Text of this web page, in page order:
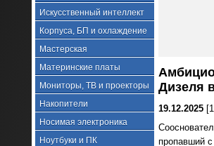
Искусственный интеллект
Корпуса, БП и охлаждение
Мастерская
Материнские платы
Мониторы, ТВ и проекторы
Накопители
Носимая электроника
Ноутбуки и ПК
Дизеля
19.12.2025
пропавший